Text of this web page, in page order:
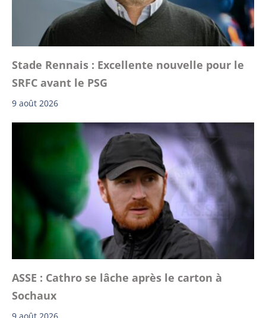
Stade Rennais : Excellente nouvelle pour le
SRFC avant le PSG
9 août 2026
ASSE : Cathro se lâche après le carton à
Sochaux